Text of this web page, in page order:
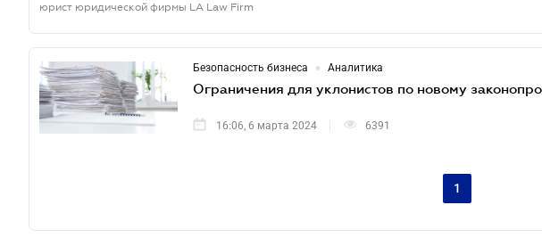
юрист юридической фирмы LA Law Firm
Безопасность бизнеса • Аналитика
Ограничения для уклонистов по новому
16:06, 6 марта 2024 6391
1